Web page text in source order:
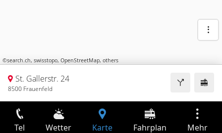
©search.ch, swisstopo, OpenStreetMap, others
St. Gallerstr. 24
8500 Frauenfeld
Tel Wetter Karte Fahrplan Mehr